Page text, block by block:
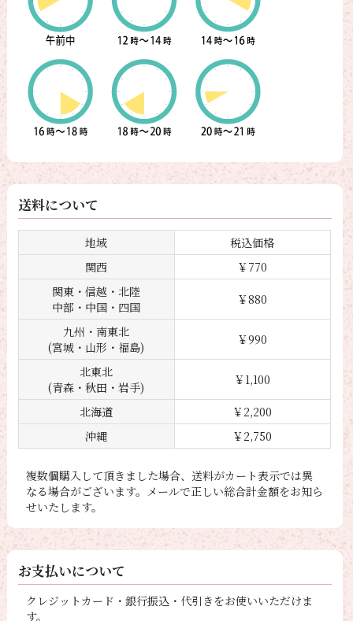
送料について
地域
税込価格
関西
￥770
関東・信越・北陸
中部・中国・四国
￥880
九州・南東北
(宮城・山形・福島)
￥990
北東北
(青森・秋田・岩手)
￥1,100
北海道
￥2,200
沖縄
￥2,750
複数個購入して頂きました場合、送料がカート表示では異
なる場合がございます。メールで正しい総合計金額をお知ら
せいたします。
お支払いについて
クレジットカード・銀行振込・代引きをお使いいただけま
す。